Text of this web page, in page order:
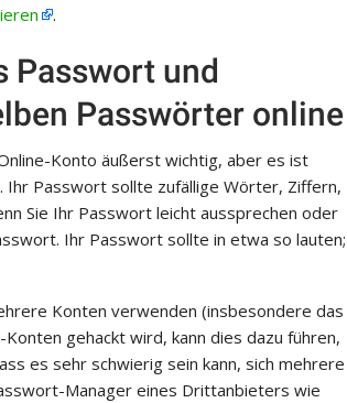
.
Passwort und
Passwörter online
Konto äußerst wichtig, aber es ist
Passwort sollte zufällige Wörter, Ziffern,
Sie Ihr Passwort leicht aussprechen oder
Ihr Passwort sollte in etwa so lauten;
Konten verwenden (insbesondere das
gehackt wird, kann dies dazu führen,
es sehr schwierig sein kann, sich mehrere
Manager eines Drittanbieters wie